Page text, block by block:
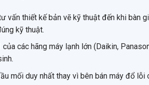
vấn thiết kế bản vẽ kỹ thuật đến khi bàn
kỹ thuật.
các hãng máy lạnh lớn (Daikin,
mối duy nhất thay vì bên bán máy đổ lỗi